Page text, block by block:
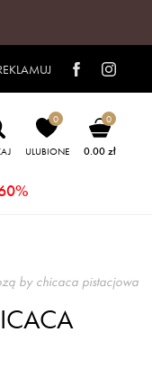
0
ULUBIONE
0
0.00 zł
by chicaca pistacjowa